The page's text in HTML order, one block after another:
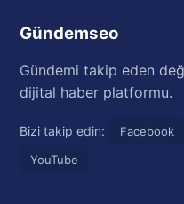
Gündemseo
Gündemi takip eden
dijital haber platformu.
Bizi takip edin: Facebook
YouTube